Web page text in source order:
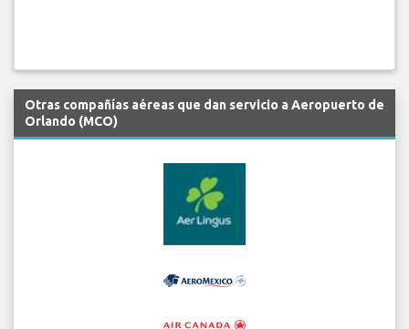
Otras compañías aéreas que dan servicio a Aeropuerto de
Orlando (MCO)